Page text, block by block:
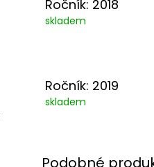
Ročník: 2018
skladem
Ročník: 2019
skladem